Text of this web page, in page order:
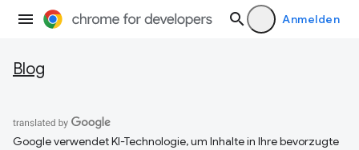
Anmelden
Blog
Google verwendet KI-Technologie, um Inhalte in Ihre bevorzugte